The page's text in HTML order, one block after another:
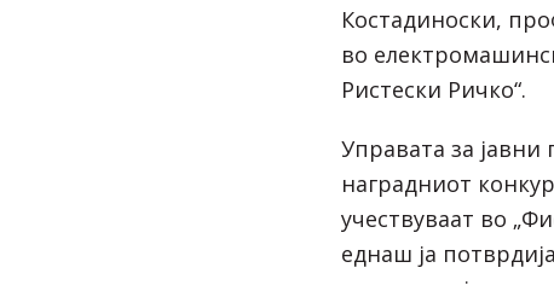
Костадиноски,
во
Ристески Ричко“.
Управата за јавни
наградниот
учествуваат во
еднаш ја